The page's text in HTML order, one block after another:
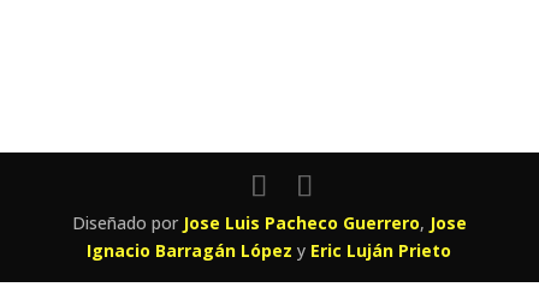
Diseñado por Jose Luis Pacheco Guerrero, Jose
Ignacio Barragán Lópezy Eric Luján Prieto